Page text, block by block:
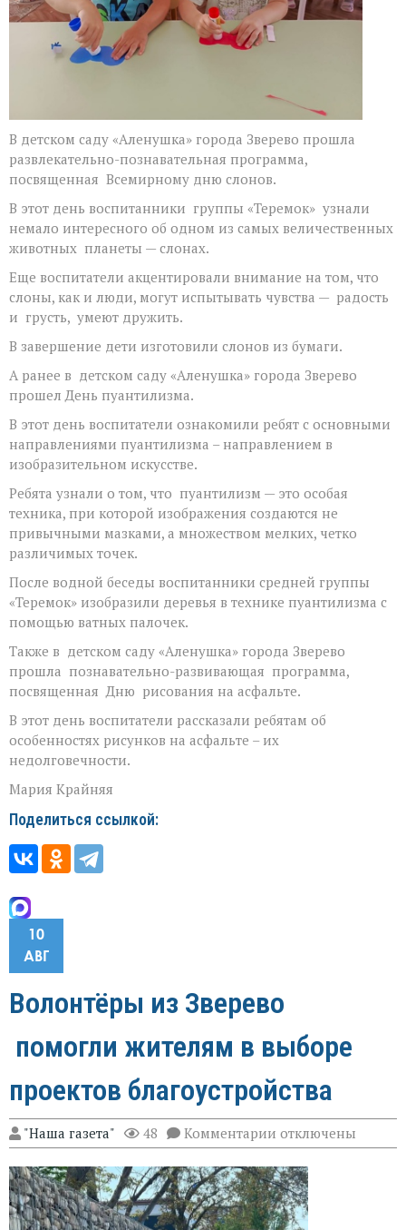
В детском саду «Аленушка» города Зверево прошла
развлекательно-познавательная программа,
посвященная Всемирному дню слонов.
В этот день воспитанники группы «Теремок» узнали
немало интересного об одном из самых величественных
животных планеты — слонах.
Еще воспитатели акцентировали внимание на том, что
слоны, как и люди, могут испытывать чувства — радость
и грусть, умеют дружить.
В завершение дети изготовили слонов из бумаги.
А ранее в детском саду «Аленушка» города Зверево
прошел День пуантилизма.
В этот день воспитатели ознакомили ребят с основными
направлениями пуантилизма – направлением в
изобразительном искусстве.
Ребята узнали о том, что пуантилизм — это особая
техника, при которой изображения создаются не
привычными мазками, а множеством мелких, четко
различимых точек.
После водной беседы воспитанники средней группы
«Теремок» изобразили деревья в технике пуантилизма с
помощью ватных палочек.
Также в детском саду «Аленушка» города Зверево
прошла познавательно-развивающая программа,
посвященная Дню рисования на асфальте.
В этот день воспитатели рассказали ребятам об
особенностях рисунков на асфальте – их
недолговечности.
Мария Крайняя
Поделиться ссылкой:
10
АВГ
Волонтёры из Зверево
помогли жителям в выборе
проектов благоустройства
"Наша газета" 48 Комментарии к
записи
Волонтёры
из
Зверево
помогли
жителям
отключены